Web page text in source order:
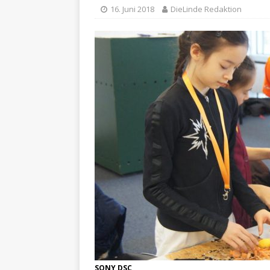
16. Juni 2018 DieLinde Redaktion
SONY DSC